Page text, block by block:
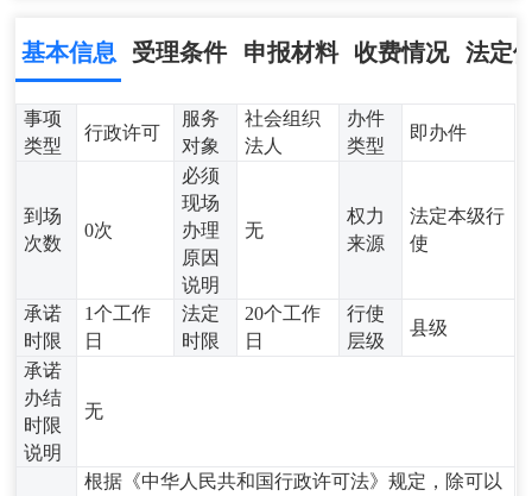
基本信息 受理条件 申报材料 收费情况 法定
事项
类型
行政许可
服务
对象
社会组织
法人
办件
类型
即办件
到场
次数
0次
必须
现场
办理
原因
说明
无
权力
来源
法定本级行
使
承诺
时限
1个工作
日
法定
时限
20个工作
日
行使
层级
县级
承诺
办结
时限
说明
无
根据《中华人民共和国行政许可法》规定，除可以